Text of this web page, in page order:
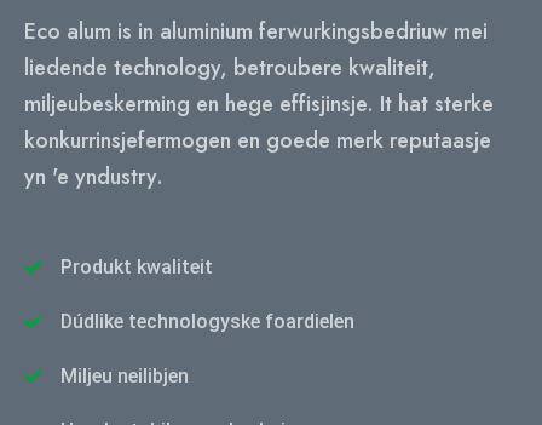
Eco alum is in aluminium ferwurkingsbedriuw mei
liedende technology, betroubere kwaliteit,
miljeubeskerming en hege effisjinsje. It hat sterke
konkurrinsjefermogen en goede merk reputaasje
yn 'e yndustry.
Produkt kwaliteit
Dúdlike technologyske foardielen
Miljeu neilibjen